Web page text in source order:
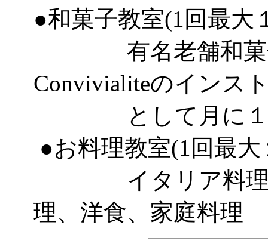
●和菓子教室(1回最大
有名老舗和菓子
Convivialiteのインス
として月に１～
●お料理教室(1回最大
イタリア料理、
理、洋食、家庭料理